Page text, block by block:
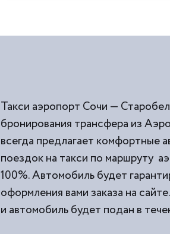
Такси аэропорт Сочи —
бронирования трансфера из
всегда предлагает комфортные
поездок на такси по маршруту
100%. Автомобиль будет
оформления вами заказа на
и автомобиль будет подан в